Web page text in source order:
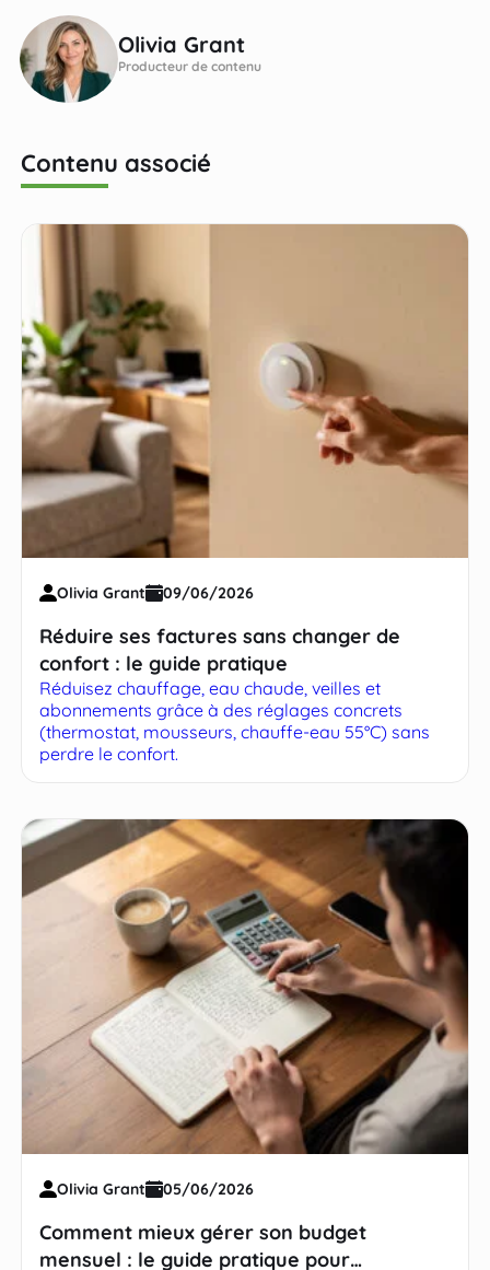
Olivia Grant
Producteur de contenu
Contenu associé
Olivia Grant 09/06/2026
Réduire ses factures sans changer de
confort : le guide pratique
Réduisez chauffage, eau chaude, veilles et
abonnements grâce à des réglages concrets
(thermostat, mousseurs, chauffe-eau 55°C) sans
perdre le confort.
Olivia Grant 05/06/2026
Comment mieux gérer son budget
mensuel : le guide pratique pour